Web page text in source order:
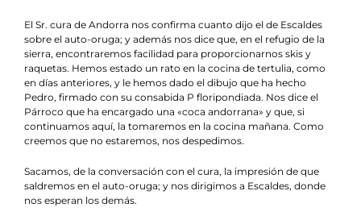
El Sr. cura de Andorra nos confirma cuanto dijo el de Escaldes
sobre el auto-oruga; y además nos dice que, en el refugio de la
sierra, encontraremos facilidad para proporcionarnos skis y
raquetas. Hemos estado un rato en la cocina de tertulia, como
en días anteriores, y le hemos dado el dibujo que ha hecho
Pedro, firmado con su consabida P floripondiada. Nos dice el
Párroco que ha encargado una «coca andorrana» y que, si
continuamos aquí, la tomaremos en la cocina mañana. Como
creemos que no estaremos, nos despedimos.
Sacamos, de la conversación con el cura, la impresión de que
saldremos en el auto-oruga; y nos dirigimos a Escaldes, donde
nos esperan los demás.